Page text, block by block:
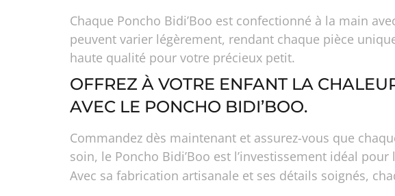
Chaque Poncho Bidi’Boo est confectionné à la main
peuvent varier légèrement, rendant chaque pièce
haute qualité pour votre précieux petit.
OFFREZ À VOTRE ENFANT LA
AVEC LE PONCHO BIDI’BOO.
Commandez dès maintenant et assurez-vous que
soin, le Poncho Bidi’Boo est l’investissement idéal
Avec sa fabrication artisanale et ses détails soignés,